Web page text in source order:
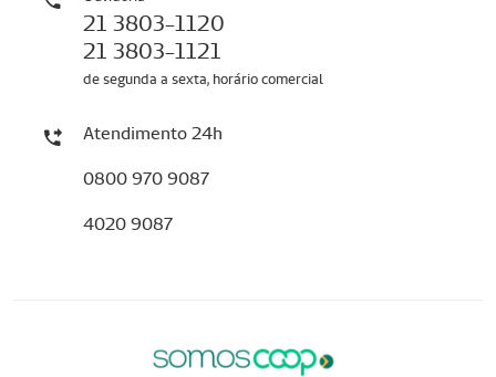
21 3803-1120
21 3803-1121
de segunda a sexta, horário comercial
Atendimento 24h
0800 970 9087
4020 9087